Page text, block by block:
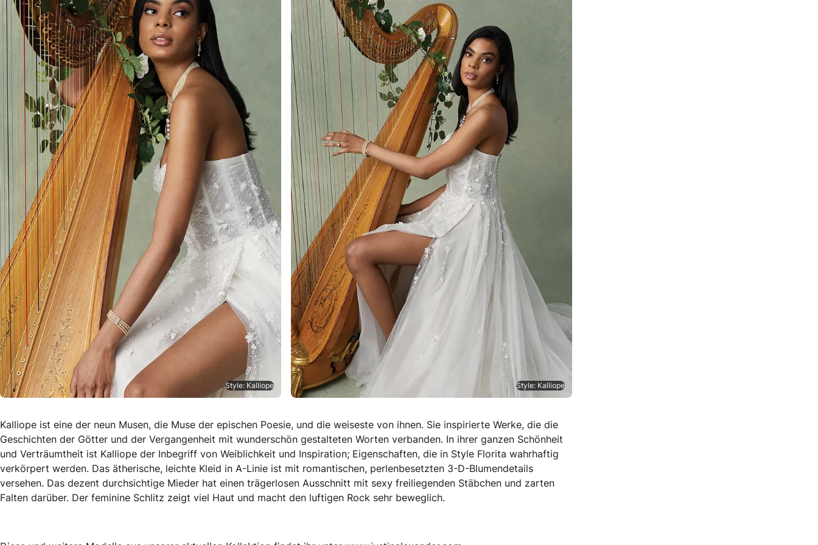
Style: Kalliope Style: Kalliope
Kalliope ist eine der neun Musen, die Muse der epischen Poesie, und die weiseste von ihnen. Sie inspirierte Werke, die die
Geschichten der Götter und der Vergangenheit mit wunderschön gestalteten Worten verbanden. In ihrer ganzen Schönheit
und Verträumtheit ist Kalliope der Inbegriff von Weiblichkeit und Inspiration; Eigenschaften, die in Style Florita wahrhaftig
verkörpert werden. Das ätherische, leichte Kleid in A-Linie ist mit romantischen, perlenbesetzten 3-D-Blumendetails
versehen. Das dezent durchsichtige Mieder hat einen trägerlosen Ausschnitt mit sexy freiliegenden Stäbchen und zarten
Falten darüber. Der feminine Schlitz zeigt viel Haut und macht den luftigen Rock sehr beweglich.